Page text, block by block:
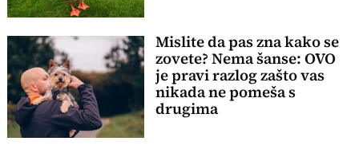
Mislite da pas zna kako se
zovete? Nema šanse: OVO
je pravi razlog zašto vas
nikada ne pomeša s
drugima